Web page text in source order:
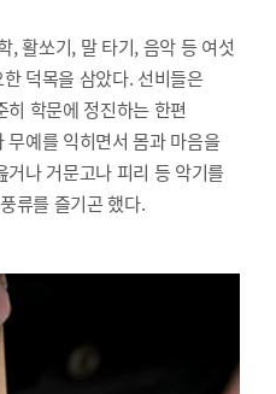
, 활쏘기, 말 타기, 음악 등 여섯
덕목을 삼았다. 선비들은
학문에 정진하는 한편
예를 익히면서 몸과 마음을
나 거문고나 피리 등 악기를
류를 즐기곤 했다.